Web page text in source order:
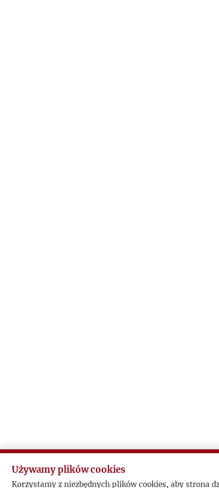
Używamy plików cookies
Korzystamy z niezbędnych plików cookies, aby strona